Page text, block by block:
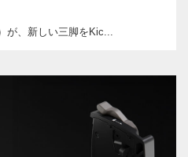
が、新しい三脚をKic...